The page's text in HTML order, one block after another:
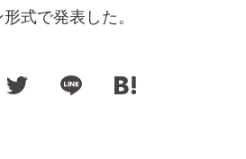
式で発表した。